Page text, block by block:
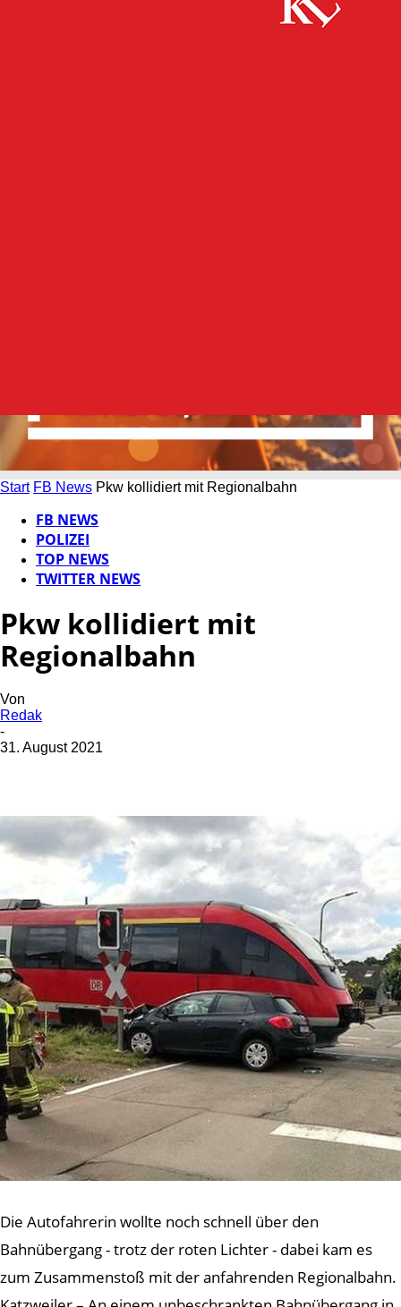
Start FB News Pkw kollidiert mit Regionalbahn
FB NEWS
POLIZEI
TOP NEWS
TWITTER NEWS
Pkw kollidiert mit
Regionalbahn
Von
Redak
-
31. August 2021
Die Autofahrerin wollte noch schnell über den
Bahnübergang - trotz der roten Lichter - dabei kam es
zum Zusammenstoß mit der anfahrenden Regionalbahn.